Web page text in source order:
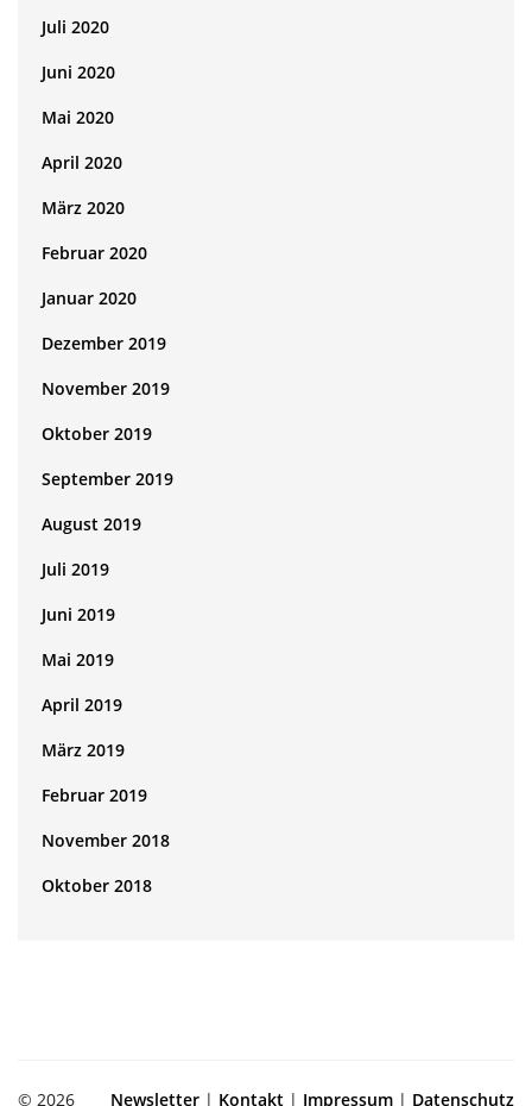
Juli 2020
Juni 2020
Mai 2020
April 2020
März 2020
Februar 2020
Januar 2020
Dezember 2019
November 2019
Oktober 2019
September 2019
August 2019
Juli 2019
Juni 2019
Mai 2019
April 2019
März 2019
Februar 2019
November 2018
Oktober 2018
Newsletter | Kontakt | Impressum | Datenschutz
© 2026